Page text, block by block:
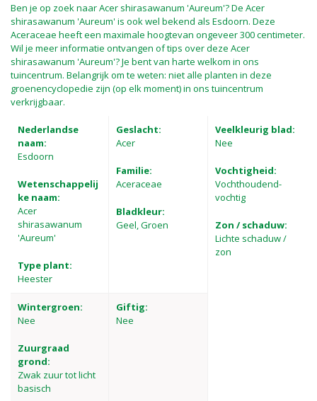
Ben je op zoek naar Acer shirasawanum 'Aureum'? De Acer
shirasawanum 'Aureum' is ook wel bekend als Esdoorn. Deze
Aceraceae heeft een maximale hoogtevan ongeveer 300 centimeter.
Wil je meer informatie ontvangen of tips over deze Acer
shirasawanum 'Aureum'? Je bent van harte welkom in ons
tuincentrum. Belangrijk om te weten: niet alle planten in deze
groenencyclopedie zijn (op elk moment) in ons tuincentrum
verkrijgbaar.
Nederlandse
naam:
Esdoorn
Wetenschappelij
ke naam:
Acer
shirasawanum
'Aureum'
Type plant:
Heester
Geslacht:
Acer
Familie:
Aceraceae
Bladkleur:
Geel, Groen
Veelkleurig blad:
Nee
Vochtigheid:
Vochthoudend-
vochtig
Zon / schaduw:
Lichte schaduw /
zon
Wintergroen:
Nee
Zuurgraad
grond:
Zwak zuur tot licht
basisch
Giftig:
Nee